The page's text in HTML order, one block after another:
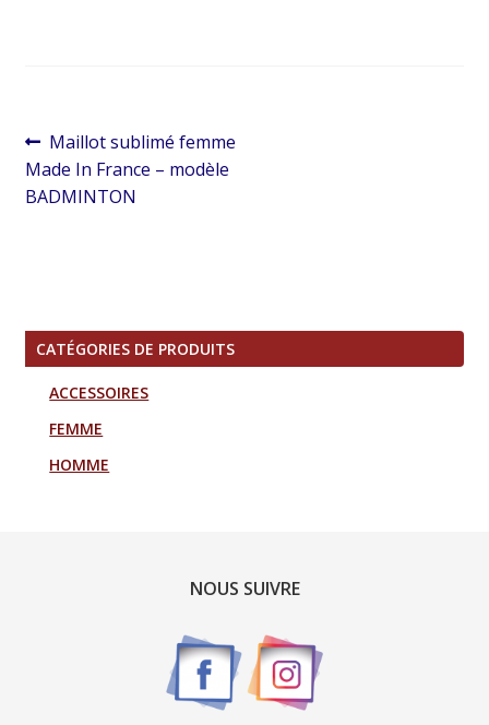
Navigation
de
l’article
Article
précédent :
Maillot sublimé femme
Made In France – modèle
BADMINTON
CATÉGORIES DE PRODUITS
ACCESSOIRES
FEMME
HOMME
NOUS SUIVRE